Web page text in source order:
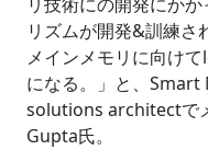
リ技術にの開発にか
リズムが開発&訓練
メインメモリに向け
になる。」と、
solutions architectで
Gupta氏。